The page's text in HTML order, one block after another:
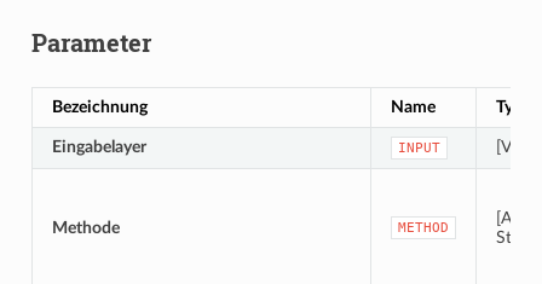
Parameter
Bezeichnung Name Typ
Eingabelayer INPUT
Methode METHOD